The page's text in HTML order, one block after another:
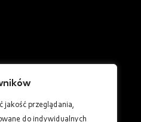
jakość przeglądania,
do indywidualnych